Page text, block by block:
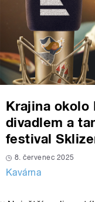
Krajina okolo
divadlem a
festival
8. červenec 2025
Kavárna